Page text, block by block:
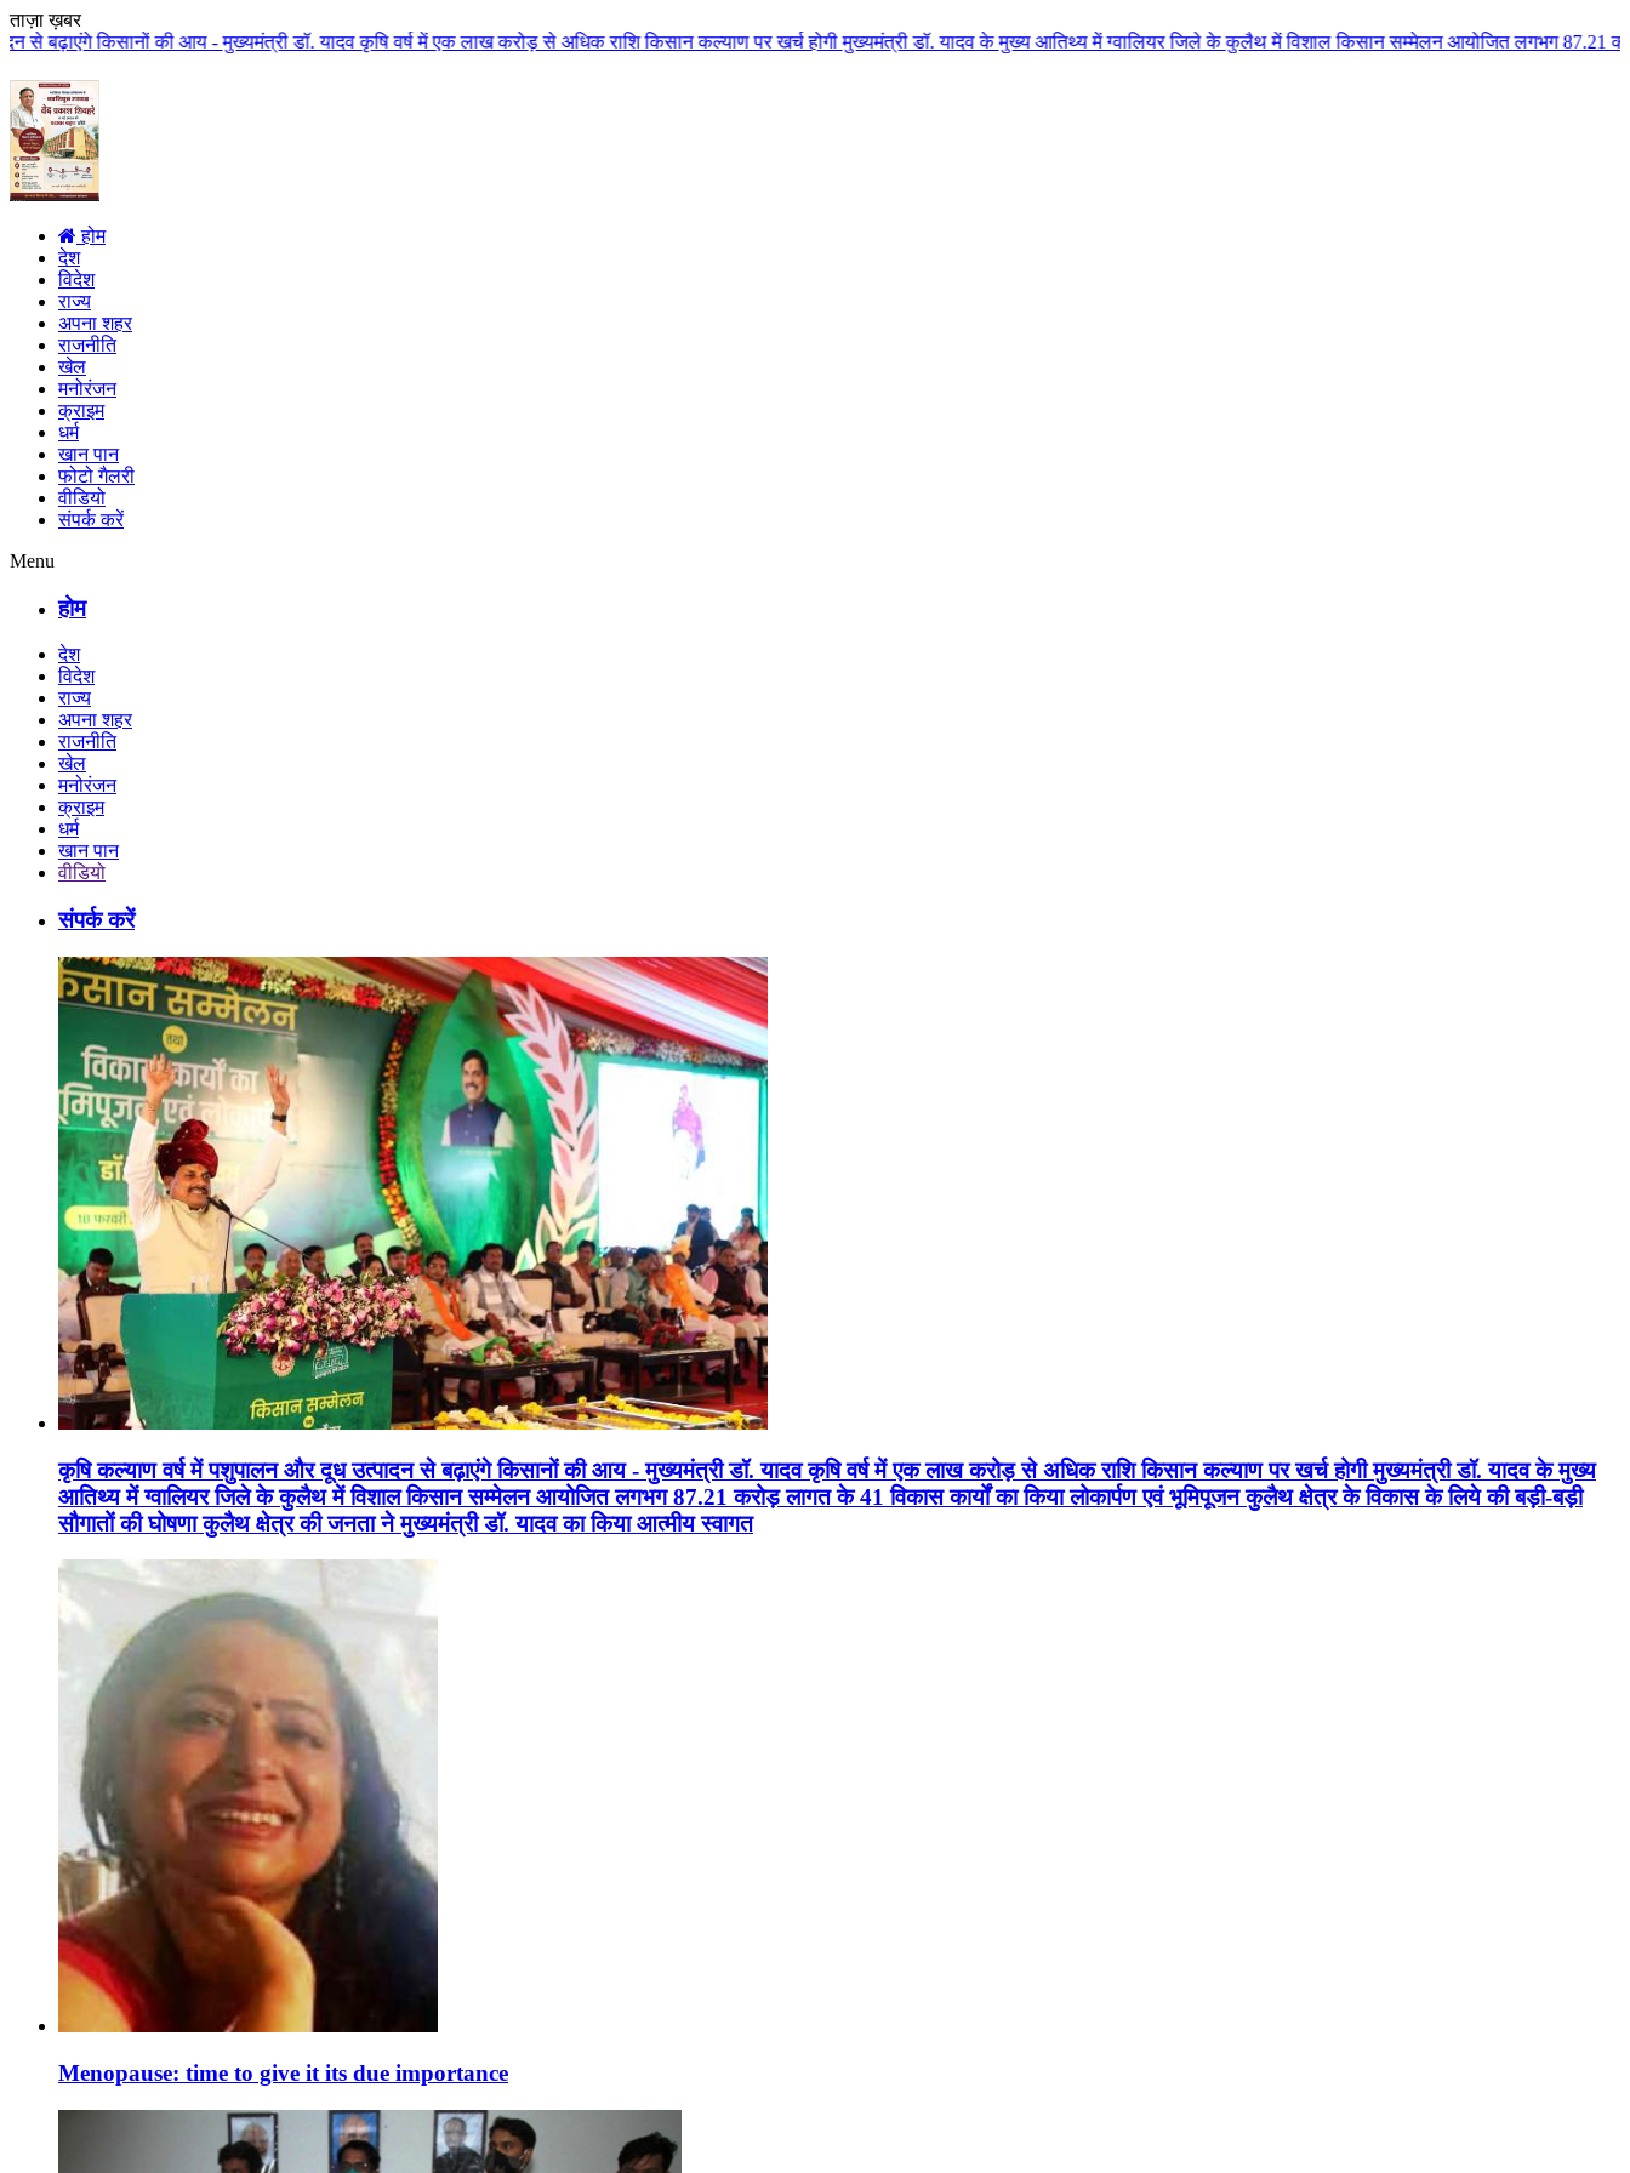
ताज़ा ख़बर
की आय - मुख्यमंत्री डॉ. यादव कृषि वर्ष में एक लाख करोड़ से अधिक राशि किसान कल्याण पर खर्च होगी मुख्यमंत्री डॉ. यादव के मुख्य आतिथ्य में ग्वालियर जिले के कुलैथ में विशाल किसान सम्मेलन आयोजित लगभग 87.21 करोड़ लागत के
होम
देश
विदेश
राज्य
अपना शहर
राजनीति
खेल
मनोरंजन
क्राइम
धर्म
खान पान
फोटो गैलरी
वीडियो
संपर्क करें
Menu
होम
देश
विदेश
राज्य
अपना शहर
राजनीति
खेल
मनोरंजन
क्राइम
धर्म
खान पान
वीडियो
संपर्क करें
कृषि कल्याण वर्ष में पशुपालन और दूध उत्पादन से बढ़ाएंगे किसानों की आय - मुख्यमंत्री डॉ. यादव कृषि वर्ष में एक लाख करोड़ से अधिक राशि किसान कल्याण पर खर्च होगी मुख्यमंत्री डॉ. यादव के मुख्य
आतिथ्य में ग्वालियर जिले के कुलैथ में विशाल किसान सम्मेलन आयोजित लगभग 87.21 करोड़ लागत के 41 विकास कार्यों का किया लोकार्पण एवं भूमिपूजन कुलैथ क्षेत्र के विकास के लिये की बड़ी-बड़ी
सौगातों की घोषणा कुलैथ क्षेत्र की जनता ने मुख्यमंत्री डॉ. यादव का किया आत्मीय स्वागत
Menopause: time to give it its due importance